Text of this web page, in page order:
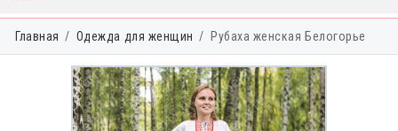
Главная Одежда для женщин Рубаха женская Белогорье